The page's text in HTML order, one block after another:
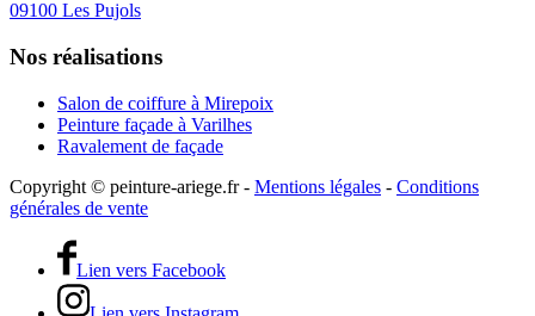
09100 Les Pujols
Nos réalisations
Salon de coiffure à Mirepoix
Peinture façade à Varilhes
Ravalement de façade
Copyright © peinture-ariege.fr - Mentions légales - Conditions
générales de vente
Lien vers Facebook